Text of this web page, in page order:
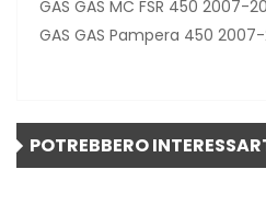
GAS GAS MC FSR 450 2007-
GAS GAS Pampera 450
POTREBBERO